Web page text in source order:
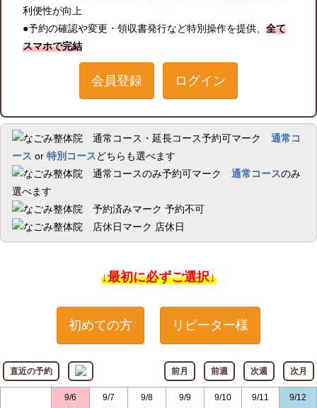
利便性が向上
●予約の確認や変更・領収書発行など特別操作を提供、 全て
スマホで完結
会員登録 ログイン
通常コ
ース or 特別コースどちらも選べます
通常コースのみ
選べます
予約不可
店休日
↓最初に必ずご選択↓
初めての方 リピーター様
直近の予約 前月 前週 次週 次月
9/6
9/7
9/8
9/9
9/10
9/11
9/12